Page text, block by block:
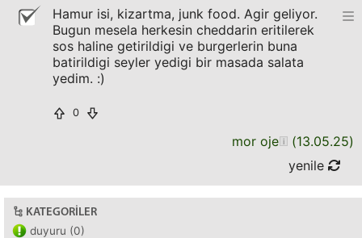
Hamur isi, kizartma, junk food. Agir geliyor.
Bugun mesela herkesin cheddarin eritilerek
sos haline getirildigi ve burgerlerin buna
batirildigi seyler yedigi bir masada salata
yedim. :)
0
mor oje (13.05.25)
yenile
KATEGORILER
duyuru (0)